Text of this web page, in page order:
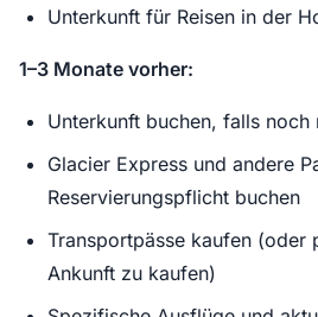
Unterkunft für Reisen in der
1–3 Monate vorher:
Unterkunft buchen, falls noch
Glacier Express und andere
Reservierungspflicht buchen
Transportpässe kaufen (oder
Ankunft zu kaufen)